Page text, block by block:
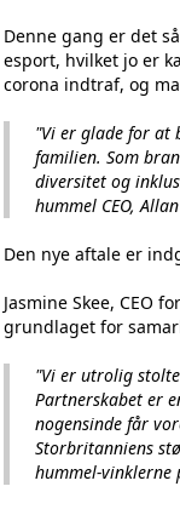
Denne gang er det
esport, hvilket jo er
corona indtraf, og
"Vi er glade for at
familien. Som
diversitet og
hummel CEO,
Den nye aftale er
Jasmine Skee, CEO
grundlaget for
"Vi er utrolig
Partnerskabet er
nogensinde får
Storbritanniens
hummel-vinklerne